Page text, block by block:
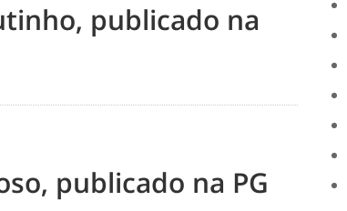
publicado na
publicado na PG